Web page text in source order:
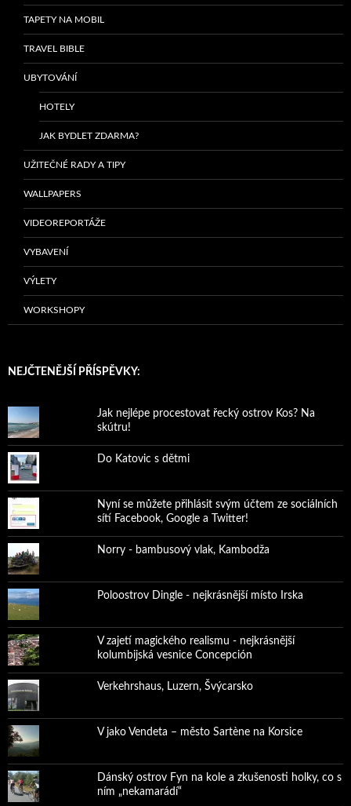
TAPETY NA MOBIL
TRAVEL BIBLE
UBYTOVÁNÍ
HOTELY
JAK BYDLET ZDARMA?
UŽITEČNÉ RADY A TIPY
WALLPAPERS
VIDEOREPORTÁŽE
VYBAVENÍ
VÝLETY
WORKSHOPY
NEJČTENĚJŠÍ PŘÍSPĚVKY:
Jak nejlépe procestovat řecký ostrov Kos? Na
skútru!
Do Katovic s dětmi
Nyní se můžete přihlásit svým účtem ze sociálních
sítí Facebook, Google a Twitter!
Norry - bambusový vlak, Kambodža
Poloostrov Dingle - nejkrásnější místo Irska
V zajetí magického realismu - nejkrásnější
kolumbijská vesnice Concepción
Verkehrshaus, Luzern, Švýcarsko
V jako Vendeta – město Sartène na Korsice
Dánský ostrov Fyn na kole a zkušenosti holky, co s
ním „nekamarádí“